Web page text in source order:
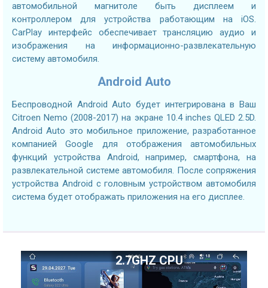
автомобильной магнитоле быть дисплеем и
контроллером для устройства работающим на iOS.
CarPlay интерфейс обеспечивает трансляцию аудио и
изображения на информационно-развлекательную
систему автомобиля.
Android Auto
Беспроводной Android Auto будет интегрирована в Ваш
Citroen Nemo (2008-2017) на экране 10.4 inches QLED 2.5D.
Android Auto это мобильное приложение, разработанное
компанией Google для отображения автомобильных
функций устройства Android, например, смартфона, на
развлекательной системе автомобиля. После сопряжения
устройства Android с головным устройством автомобиля
система будет отображать приложения на его дисплее.
2.7GHZ CPU